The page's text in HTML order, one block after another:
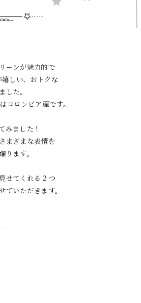
ーンが魅力的で
しい、おトクな
した。
コロンビア産です。
みました！
まざまな表情を
ります。
せてくれる２つ
ていただきます。